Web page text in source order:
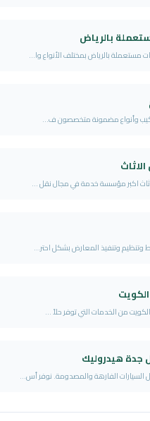
الأنواع وا...
متخصصون ف...
في مجال نقل ...
بشكل احتر...
توفر حلاً ...
نوفر أس...